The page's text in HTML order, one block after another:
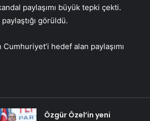
paylaşımı büyük tepki çekti.
görüldü.
hedef alan paylaşımı
Özgür Özel’in yeni